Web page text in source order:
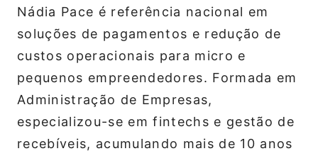
Nádia Pace é referência nacional em
soluções de pagamentos e redução de
custos operacionais para micro e
pequenos empreendedores. Formada em
Administração de Empresas,
especializou-se em fintechs e gestão de
recebíveis, acumulando mais de 10 anos